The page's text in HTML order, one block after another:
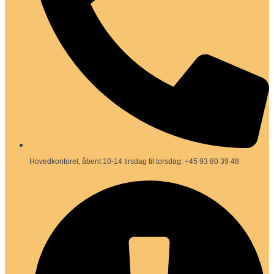
Hovedkontoret, åbent 10-14 tirsdag til torsdag: +45 93 80 39 48